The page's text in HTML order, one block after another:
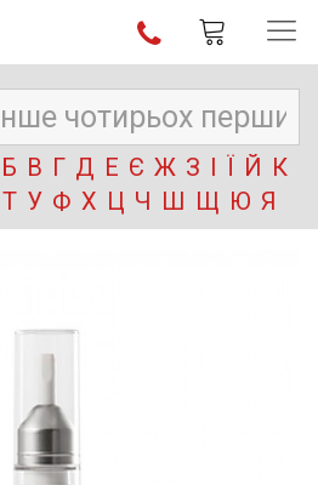
Б В Г Д Е Є Ж З І Ї Й К
Т У Ф Х Ц Ч Ш Щ Ю Я